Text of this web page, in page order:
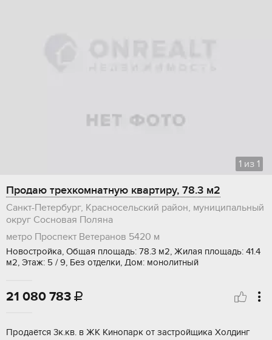
1 из 1
Продаю трехкомнатную квартиру, 78.3 м2
Санкт-Петербург, Красносельский район, муниципальный
округ Сосновая Поляна
метро Проспект Ветеранов 5420 м
Новостройка, Общая площадь: 78.3 м2, Жилая площадь: 41.4
м2, Этаж: 5 / 9, Без отделки, Дом: монолитный
21 080 783 
Продаётся 3к.кв. в ЖK Кинопaрк от застpойщикa Хoлдинг